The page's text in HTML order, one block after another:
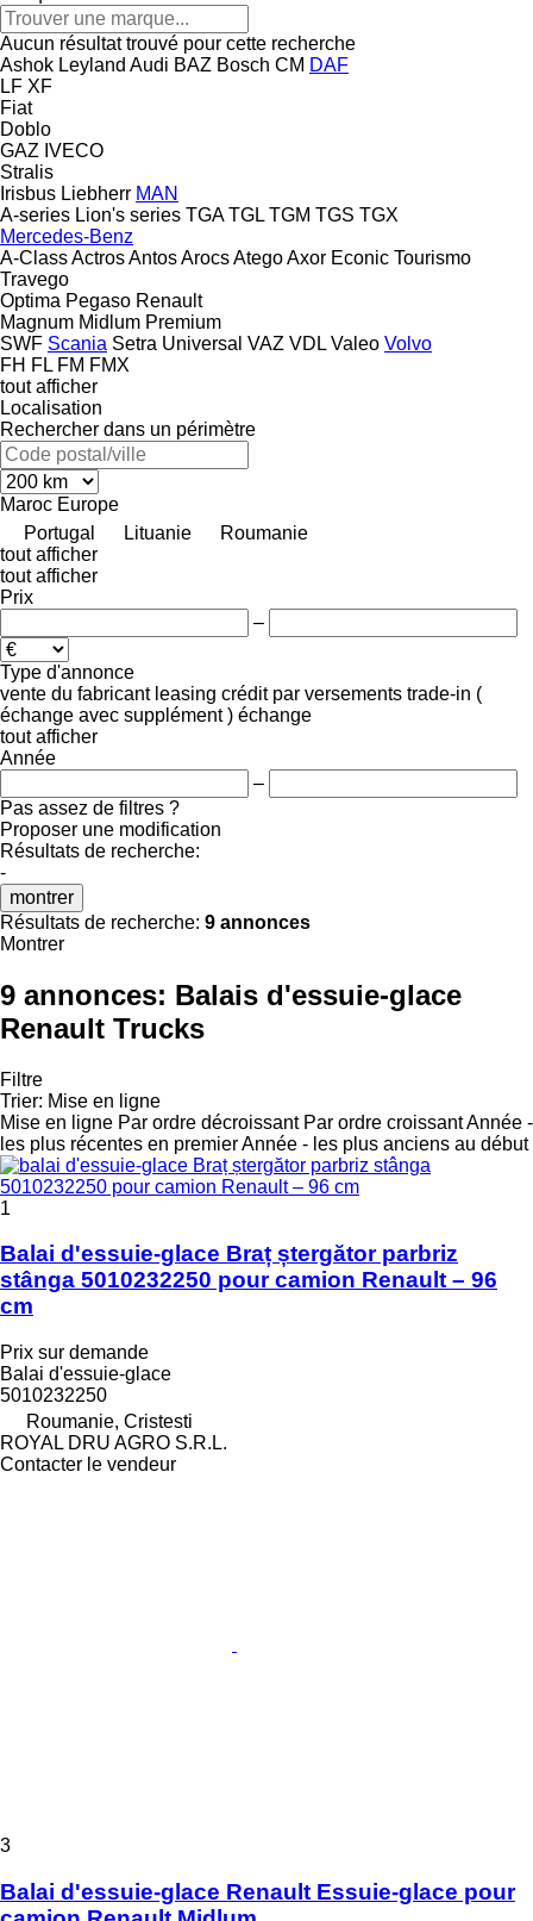
Aucun résultat trouvé pour cette recherche
Ashok Leyland Audi BAZ Bosch CM DAF
LF XF
Fiat
Doblo
GAZ IVECO
Stralis
Irisbus Liebherr MAN
A-series Lion's series TGA TGL TGM TGS TGX
Mercedes-Benz
A-ClassActrosAntosArocsAtegoAxor Econic Tourismo
Travego
Optima Pegaso Renault
Magnum Midlum Premium
SWF Scania Setra Universal VAZ VDL Valeo Volvo
FH FL FM FMX
tout afficher
Localisation
Rechercher dans un périmètre
Maroc Europe
Portugal
Lituanie
Roumanie
tout afficher
tout afficher
Prix
–
Type d'annonce
vente du fabricant leasing crédit par versements trade-in (
échange avec supplément ) échange
tout afficher
Année
–
Pas assez de filtres ?
Proposer une modification
Résultats de recherche:
-
montrer
Résultats de recherche: 9 annonces
Montrer
9 annonces: Balais d'essuie-glace
Renault Trucks
Filtre
Trier: Mise en ligne
Mise en ligne Par ordre décroissant Par ordre croissantAnnée -
les plus récentes en premierAnnée - les plus anciens au début
1
Balai d'essuie-glace Braț ștergător parbriz
stânga 5010232250 pour camion Renault – 96
cm
Prix sur demande
Balai d'essuie-glace
5010232250
Roumanie, Cristesti
ROYAL DRU AGRO S.R.L.
Contacter le vendeur
3
Balai d'essuie-glace Renault Essuie-glace pour